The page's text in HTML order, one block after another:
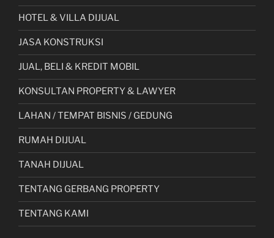
HOTEL & VILLA DIJUAL
JASA KONSTRUKSI
JUAL, BELI & KREDIT MOBIL
KONSULTAN PROPERTY & LAWYER
LAHAN / TEMPAT BISNIS / GEDUNG
RUMAH DIJUAL
TANAH DIJUAL
TENTANG GERBANG PROPERTY
TENTANG KAMI